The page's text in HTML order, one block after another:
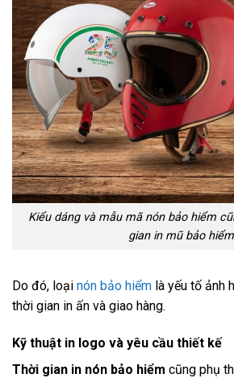
Kiểu dáng và mẫu mã nón bảo hiểm
gian in mũ bảo hiểm
Do đó, loại nón bảo hiểm là yếu tố ảnh
thời gian in ấn và giao hàng.
Kỹ thuật in logo và yêu cầu thiết kế
Thời gian in nón bảo hiểm cũng phụ